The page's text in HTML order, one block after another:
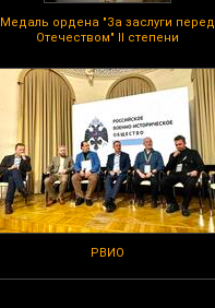
Медаль ордена "За заслуги перед
Отечеством" II степени
РВИО